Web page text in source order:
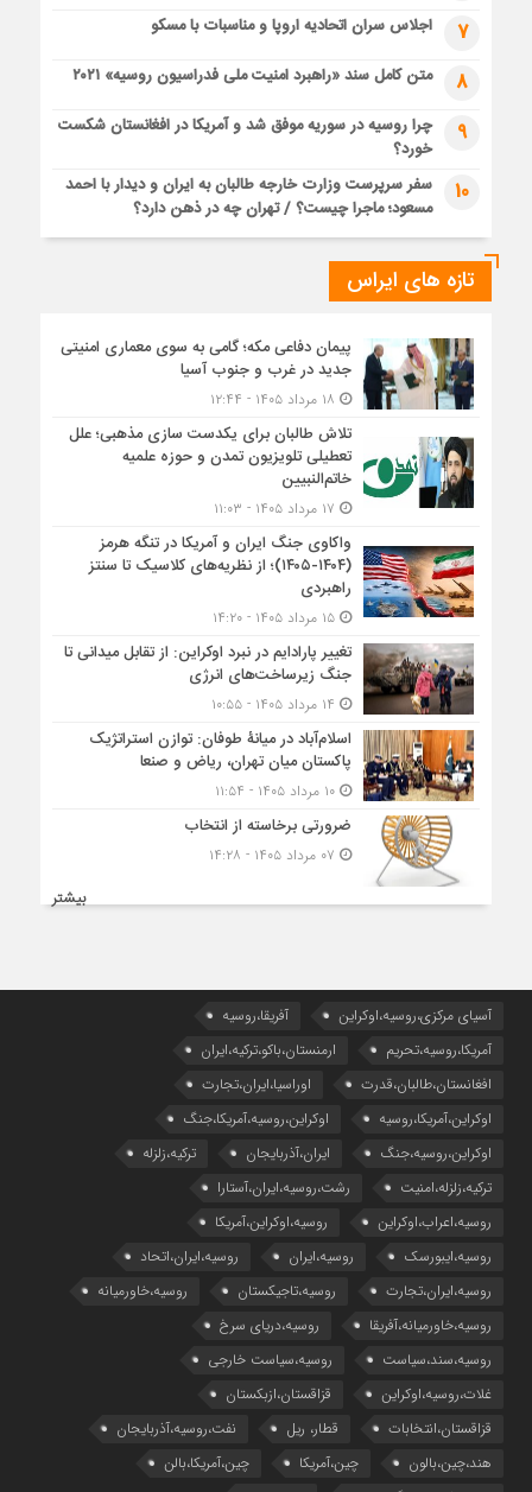
7 اجلاس سران اتحادیه اروپا و مناسبات با مسکو
8 متن کامل سند «راهبرد امنیت ملی فدراسیون روسیه» ۲۰۲۱
9
چرا روسیه در سوریه موفق شد و آمریکا در افغانستان شکست
خورد؟
10
سفر سرپرست وزارت خارجه طالبان به ایران و دیدار با احمد
مسعود؛ ماجرا چیست؟ / تهران چه در ذهن دارد؟
تازه های ایراس
پیمان دفاعی مکه؛ گامی به سوی معماری امنیتی
جدید در غرب و جنوب آسیا
تلاش طالبان برای یکدست سازی مذهبی؛ علل
تعطیلی تلویزیون تمدن و حوزه علمیه
خاتم‌النبیین
واکاوی جنگ ایران و آمریکا در تنگه هرمز
(۱۴۰۴-۱۴۰۵)؛ از نظریه‌های کلاسیک تا سنتز
راهبردی
۱۵ مرداد ۱۴۰۵ - ۱۴:۲۰
تغییر پارادایم در نبرد اوکراین: از تقابل میدانی تا
جنگ زیرساخت‌های انرژی
اسلام‌آباد در میانۀ طوفان: توازن استراتژیک
پاکستان میان تهران، ریاض و صنعا
۱۰ مرداد ۱۴۰۵ - ۱۱:۵۴
ضرورتی برخاسته از انتخاب
بیشتر
آسیای مرکزی،روسیه،اوکراین
آفریقا،روسیه
آمریکا،روسیه،تحریم
ارمنستان،باکو،ترکیه،ایران
افغانستان،طالبان،قدرت
اوراسیا،ایران،تجارت
اوکراین،آمریکا،روسیه
اوکراین،روسیه،آمریکا،جنگ
اوکراین،روسیه،جنگ
ایران،آذربایجان
ترکیه،زلزله
ترکیه،زلزله،امنیت
رشت،روسیه،ایران،آستارا
روسیه،اعراب،اوکراین
روسیه،اوکراین،آمریکا
روسیه،ایبورسک
روسیه،ایران
روسیه،ایران،اتحاد
روسیه،ایران،تجارت
روسیه،تاجیکستان
روسیه،خاورمیانه
روسیه،خاورمیانه،آفریقا
روسیه،دریای سرخ
روسیه،سند،سیاست
روسیه،سیاست خارجی
غلات،روسیه،اوکراین
قزاقستان،ازبکستان
قزاقستان،انتخابات
قطار، ریل
نفت،روسیه،آذربایجان
هند،چین،بالون
چین،آمریکا
چین،آمریکا،بالن